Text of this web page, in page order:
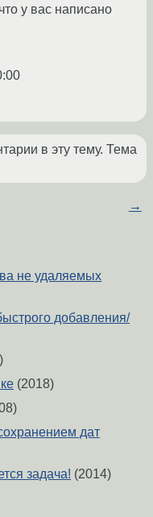
у вас написано
в эту тему. Тема
→
не удаляемых
добавления/
(2018)
дат
задача! (2014)